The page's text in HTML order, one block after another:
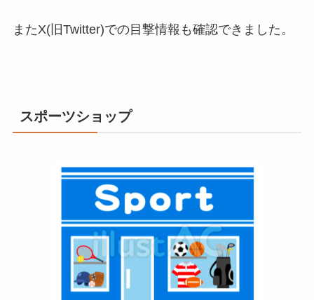
またX(旧Twitter)での目撃情報も確認できました。
スポーツショップ